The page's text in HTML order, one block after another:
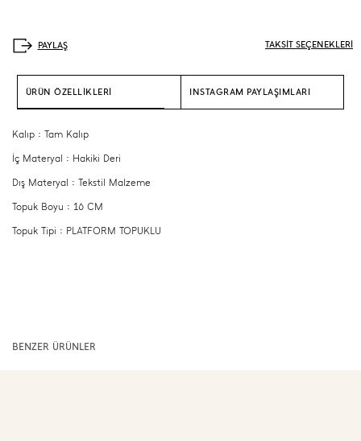
TAKSİT SEÇENEKLERİ
ÜRÜN ÖZELLİKLERİ INSTAGRAM PAYLAŞIMLARI
Kalıp : Tam Kalıp
İç Materyal : Hakiki Deri
Dış Materyal : Tekstil Malzeme
Topuk Boyu : 16 CM
Topuk Tipi : PLATFORM TOPUKLU
BENZER ÜRÜNLER